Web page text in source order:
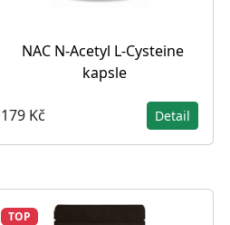
NAC N-Acetyl L-Cysteine ​​
kapsle
179 Kč Detail
TOP